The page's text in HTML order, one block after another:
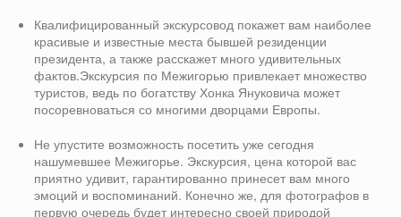
Квалифицированный экскурсовод покажет вам наиболее
красивые и известные места бывшей резиденции
президента, а также расскажет много удивительных
фактов.Экскурсия по Межигорью привлекает множество
туристов, ведь по богатству Хонка Януковича может
посоревноваться со многими дворцами Европы.
Не упустите возможность посетить уже сегодня
нашумевшее Межигорье. Экскурсия, цена которой вас
приятно удивит, гарантированно принесет вам много
эмоций и воспоминаний. Конечно же, для фотографов в
первую очередь будет интересно своей природой